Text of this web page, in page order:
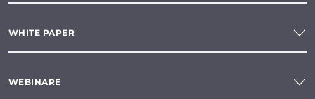
WHITE PAPER
WEBINARE